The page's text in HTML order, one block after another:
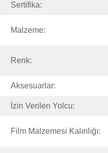
Sertifika:
Malzeme:
Renk:
Aksesuarlar:
İzin Verilen Yolcu:
Film Malzemesi Kalınlığı: